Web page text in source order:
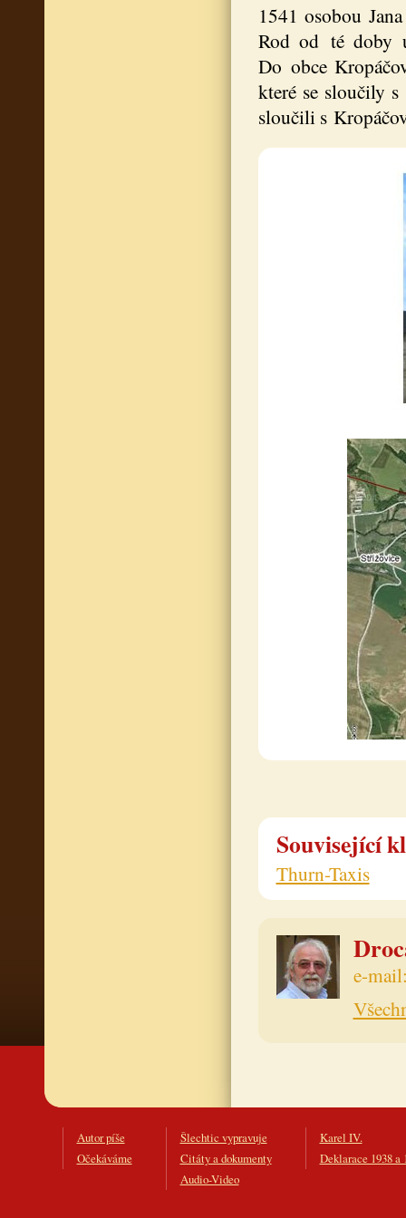
1541 osobou
Rod od té doby
Do obce
které se sloučily
sloučili s
Související
Thurn-Taxis
e-
Autor píše
Očekáváme
Šlechtic vypravuje
Citáty a dokumenty
Audio-Video
Karel IV.
Deklarace 1938 a